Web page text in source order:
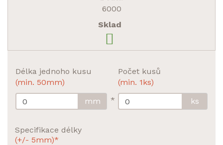
6000
Délka jednoho kusu
(min. 50mm)
mm
*
Počet kusů
(min. 1ks)
ks
Specifikace délky
(+/- 5mm)*